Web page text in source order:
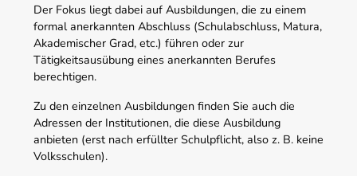
Der Fokus liegt dabei auf Ausbildungen, die zu einem
formal anerkannten Abschluss (Schulabschluss, Matura,
Akademischer Grad, etc.) führen oder zur
Tätigkeitsausübung eines anerkannten Berufes
berechtigen.
Zu den einzelnen Ausbildungen finden Sie auch die
Adressen der Institutionen, die diese Ausbildung
anbieten (erst nach erfüllter Schulpflicht, also z. B. keine
Volksschulen).